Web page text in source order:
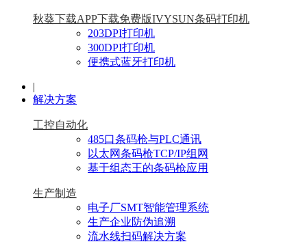
秋葵下载APP下载免费版IVYSUN条码打印机
203DPI打印机
300DPI打印机
便携式蓝牙打印机
|
解决方案
工控自动化
485口条码枪与PLC通讯
以太网条码枪TCP/IP组网
基于组态王的条码枪应用
生产制造
电子厂SMT智能管理系统
生产企业防伪追溯
流水线扫码解决方案